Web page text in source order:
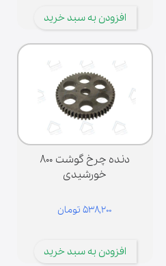
افزودن به سبد خرید
دنده چرخ گوشت ۸۰۰
خورشیدی
۵۳۸,۲۰۰ تومان
افزودن به سبد خرید